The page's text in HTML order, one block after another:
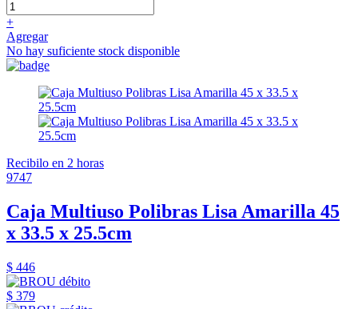
+
Agregar
No hay suficiente stock disponible
Recibilo en 2 horas
9747
Caja Multiuso Polibras Lisa Amarilla 45
x 33.5 x 25.5cm
$ 446
$ 379